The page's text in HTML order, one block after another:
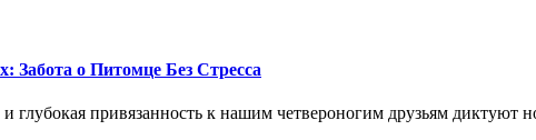
о Питомце Без Стресса
привязанность к нашим четвероногим друзьям диктуют